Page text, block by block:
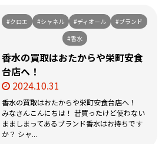
#クロエ #シャネル #ディオール
#ブランド
#香水
香水の買取はおたからや栄町安食
台店へ！
2024.10.31
香水の買取はおたからや栄町安食台店へ！
みなさんこんにちは！ 昔買ったけど使わない
まましまってあるブランド香水はお持ちです
か？ シャ...